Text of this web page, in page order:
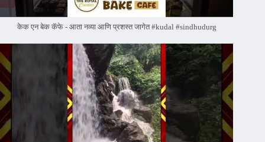
केक एन बेक कॅफे - आता नव्या आणि प्रशस्त जागेत #kudal #sindhudurg